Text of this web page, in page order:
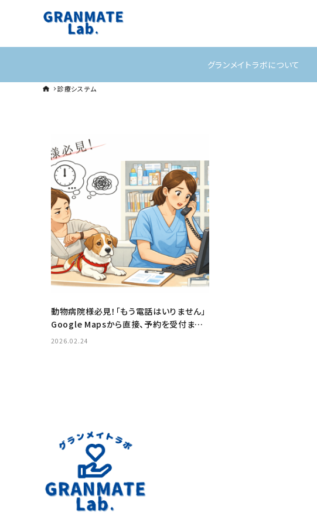
グランメイトラボについて
診療システム
動物病院様必見！「もう電話はいりません」
Google Mapsから直接、予約を受付ましょ
う
2026.02.24